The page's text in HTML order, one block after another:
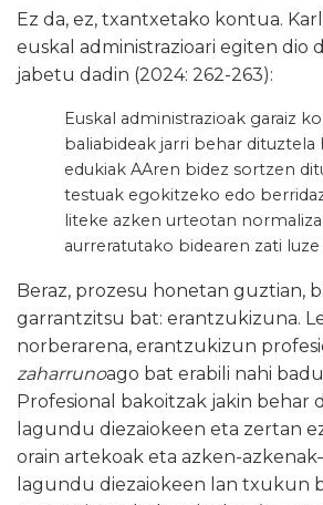
Ez da, ez, txantxetako kontua.
euskal administrazioari egiten dio
jabetu dadin (2024: 262-263):
Euskal administrazioak garaiz
baliabideak jarri behar dituztela
edukiak AAren bidez sortzen
testuak egokitzeko edo
liteke azken urteotan
aurreratutako bidearen zati luze
Beraz, prozesu honetan guztian,
garrantzitsu bat: erantzukizuna.
norberarena, erantzukizun
zaharrunoago bat erabili nahi
Profesional bakoitzak jakin behar
lagundu diezaiokeen eta zertan
orain artekoak eta azken-
lagundu diezaiokeen lan txukun